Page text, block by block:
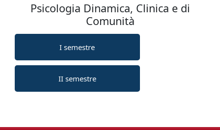
Psicologia Dinamica, Clinica e di
Comunità
I semestre
II semestre